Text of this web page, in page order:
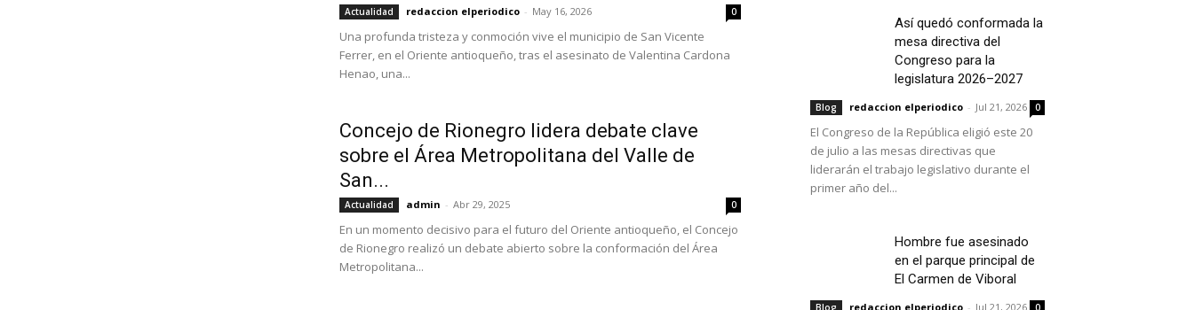
Actualidad redaccion elperiodico - May 16, 2026 0
Una profunda tristeza y conmoción vive el municipio de San Vicente
Ferrer, en el Oriente antioqueño, tras el asesinato de Valentina Cardona
Henao, una...
Concejo de Rionegro lidera debate clave
sobre el Área Metropolitana del Valle de
San...
Actualidad admin - Abr 29, 2025 0
En un momento decisivo para el futuro del Oriente antioqueño, el Concejo
de Rionegro realizó un debate abierto sobre la conformación del Área
Metropolitana...
Así quedó conformada la
mesa directiva del
Congreso para la
legislatura 2026–2027
Blog redaccion elperiodico - Jul 21, 2026 0
El Congreso de la República eligió este 20
de julio a las mesas directivas que
liderarán el trabajo legislativo durante el
primer año del...
Hombre fue asesinado
en el parque principal de
El Carmen de Viboral
Blog redaccion elperiodico - Jul 21, 2026 0